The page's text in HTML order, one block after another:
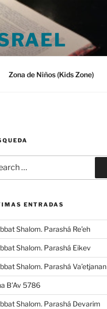
Zona de Niños (Kids Zone)
ENTRADAS
Shalom. Parashá Re’eh
Shalom. Parashá Eikev
Shalom. Parashá Va’etjanan
B’Av 5786
Shalom. Parashá Devarim